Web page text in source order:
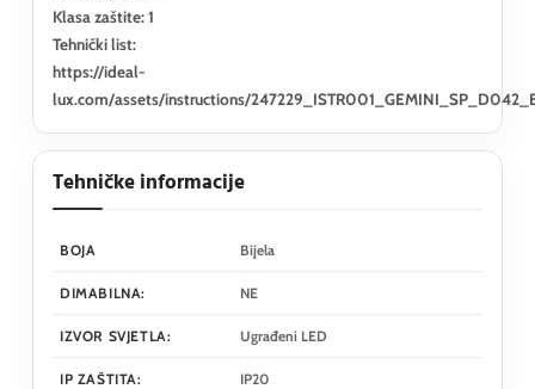
Klasa zaštite: 1
Tehnički list:
https://ideal-
lux.com/assets/instructions/
Tehničke informacije
BOJA Bijela
DIMABILNA: NE
IZVOR SVJETLA: Ugrađeni LED
IP ZAŠTITA: IP20